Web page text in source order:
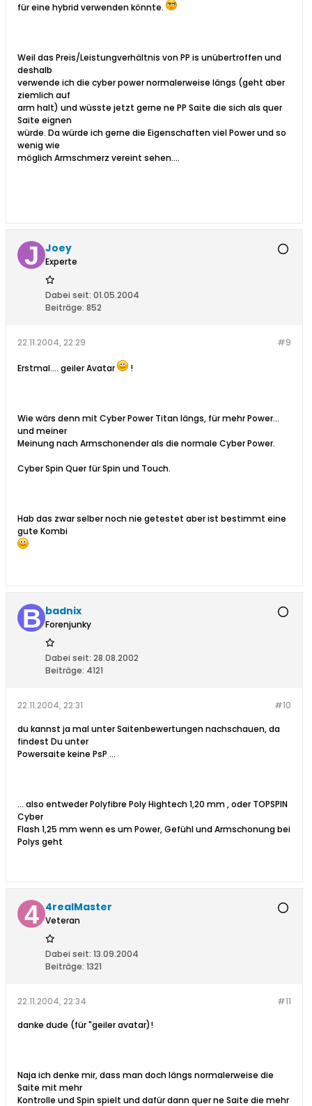
für eine hybrid verwenden könnte.
Weil das Preis/Leistungverhältnis von PP is unübertroffen und
deshalb
verwende ich die cyber power normalerweise längs (geht aber
ziemlich auf
arm halt) und wüsste jetzt gerne ne PP Saite die sich als quer
Saite eignen
würde. Da würde ich gerne die Eigenschaften viel Power und so
wenig wie
möglich Armschmerz vereint sehen....
Joey
Experte
Dabei seit: 01.05.2004
Beiträge: 852
#9
22.11.2004, 22:29
Erstmal.... geiler Avatar !
Wie wärs denn mit Cyber Power Titan längs, für mehr Power...
und meiner
Meinung nach Armschonender als die normale Cyber Power.
Cyber Spin Quer für Spin und Touch.
Hab das zwar selber noch nie getestet aber ist bestimmt eine
gute Kombi
badnix
Forenjunky
Dabei seit: 28.08.2002
Beiträge: 4121
#10
22.11.2004, 22:31
du kannst ja mal unter Saitenbewertungen nachschauen, da
findest Du unter
Powersaite keine PsP ...
... also entweder Polyfibre Poly Hightech 1,20 mm , oder TOPSPIN
Cyber
Flash 1,25 mm wenn es um Power, Gefühl und Armschonung bei
Polys geht
4realMaster
Veteran
Dabei seit: 13.09.2004
Beiträge: 1321
#11
22.11.2004, 22:34
danke dude (für "geiler avatar)!
Naja ich denke mir, dass man doch längs normalerweise die
Saite mit mehr
Kontrolle und Spin spielt und dafür dann quer ne Saite die mehr